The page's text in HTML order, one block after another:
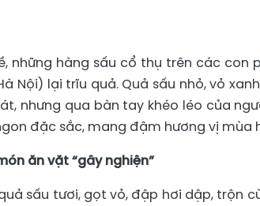
những hàng sấu cổ thụ trên các con
Nội) lại trĩu quả. Quả sấu nhỏ, vỏ
nhưng qua bàn tay khéo léo của
đặc sắc, mang đậm hương vị mùa
ăn vặt “gây nghiện”
sấu tươi, gọt vỏ, đập hơi dập, trộn